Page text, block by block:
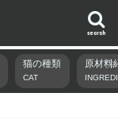
search
猫の種類
CAT
原材料